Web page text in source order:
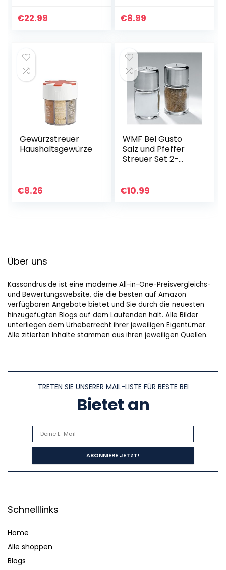
80ml, Mit
€22.99
Zuhause
€8.99
Gewürzstreuer
Haushaltsgewürze
€8.26
WMF Bel Gusto
Salz und Pfeffer
Streuer Set 2-
Cromargan
€10.99
Über uns
Kassandrus.de ist eine moderne All-in-One-Preisvergleichs-
und Bewertungswebsite, die die besten auf Amazon
verfügbaren Angebote bietet und Sie durch die neuesten
hinzugefügten Blogs auf dem Laufenden hält. Alle Bilder
unterliegen dem Urheberrecht ihrer jeweiligen Eigentümer.
Alle zitierten Inhalte stammen aus ihren jeweiligen Quellen.
TRETEN SIE UNSERER MAIL-LISTE FÜR BESTE BEI
Bietet an
Schnelllinks
Home
Alle shoppen
Blogs